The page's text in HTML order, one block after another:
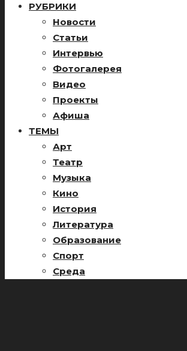
РУБРИКИ
Новости
Статьи
Интервью
Фотогалерея
Видео
Проекты
Афиша
ТЕМЫ
Арт
Театр
Музыка
Кино
История
Литература
Образование
Спорт
Среда